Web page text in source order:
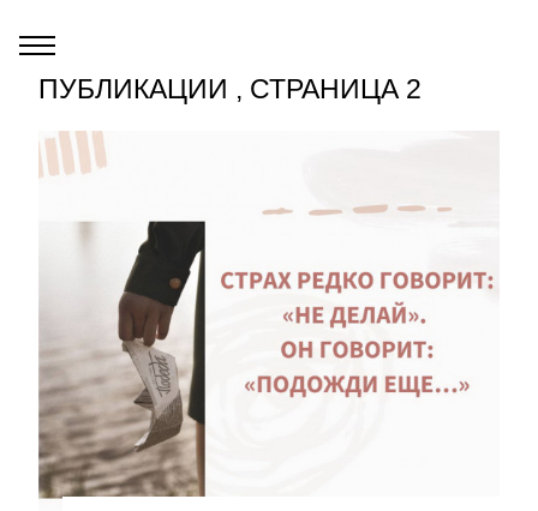
ПУБЛИКАЦИИ , СТРАНИЦА 2